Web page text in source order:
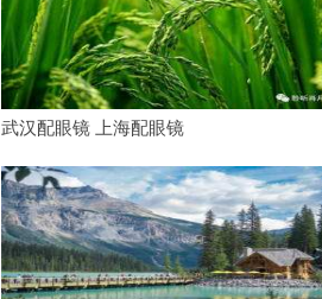
武汉配眼镜 上海配眼镜